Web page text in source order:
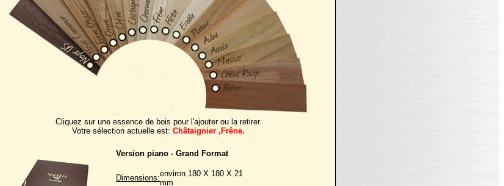
Cliquez sur une essence de bois pour l'ajouter ou la retirer.
Votre sélection actuelle est: Châtaignier ,Frêne.
Version piano - Grand Format
Dimensions:environ 180 X 180 X 21
mm